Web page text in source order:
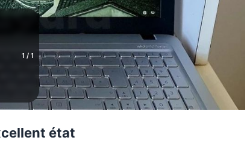
1 / 1
état